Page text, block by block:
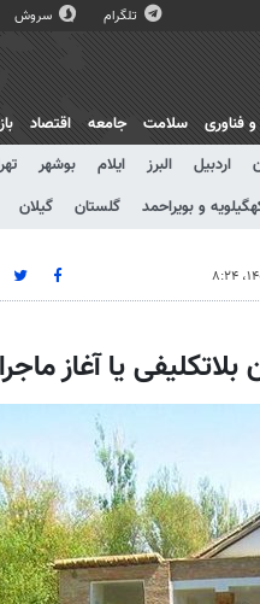
تلگرام سروش
فناوری سلامت جامعه اقتصاد
اردبیل البرز ایلام بوشهر
و بویراحمد گلستان گیلان
یا آغاز